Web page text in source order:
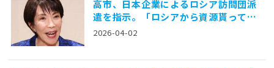
高市、日本企業によるロシア訪問団派
遣を指示。「ロシアから資源貰ってき
て頂戴！」
2026-04-02